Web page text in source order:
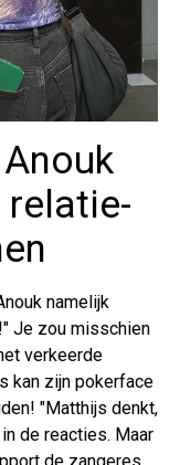
namelijk
Je zou misschien
verkeerde
kan zijn pokerface
"Matthijs denkt,
de reacties. Maar